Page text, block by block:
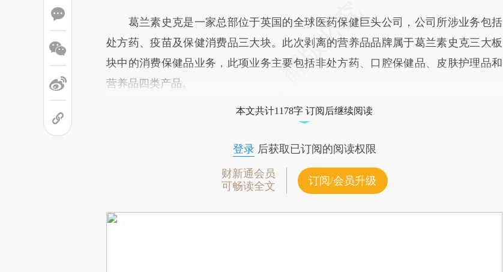
葛兰素史克是一家总部位于英国的全球医药保健巨头公司，公司所涉业务包括
处方药、疫苗及保健消费品三大块。此次剥离的营养品品牌属于葛兰素史克三大板
块中的消费保健品业务，此项业务主要包括非处方药、口腔保健品、皮肤护理品和
营养品四类产品。
本文共计1178字 订阅后继续阅读
登录后获取已订阅的阅读权限
财新通会员
可畅读全文
订阅/会员升级